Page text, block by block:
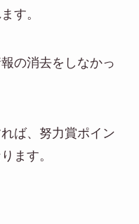
す。
の消去をしなかっ
ば、 努力賞ポイン
ます。